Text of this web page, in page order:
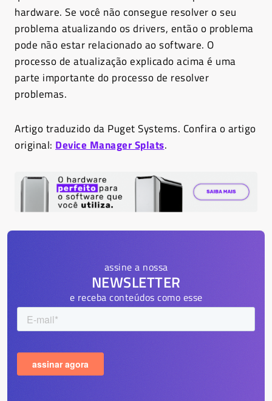
hardware. Se você não consegue resolver o seu
problema atualizando os drivers, então o problema
pode não estar relacionado ao software. O
processo de atualização explicado acima é uma
parte importante do processo de resolver
problemas.
Artigo traduzido da Puget Systems. Confira o artigo
original: Device Manager Splats.
assine a nossa
NEWSLETTER
e receba conteúdos como esse